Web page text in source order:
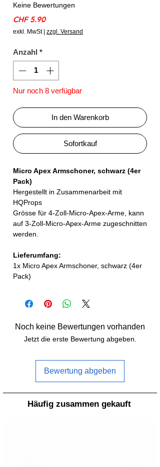
Keine Bewertungen
CHF 5.90Preis
exkl. MwSt| zzgl. Versand
Anzahl *
Nur noch 8 verfügbar
In den Warenkorb
Sofortkauf
Micro Apex Armschoner, schwarz (4er
Pack)
Hergestellt in Zusammenarbeit mit
HQProps
Grösse für 4-Zoll-Micro-Apex-Arme, kann
auf 3-Zoll-Micro-Apex-Arme zugeschnitten
werden.
Lieferumfang:
1x Micro Apex Armschoner, schwarz (4er
Pack)
Noch keine Bewertungen vorhanden
Jetzt die erste Bewertung abgeben.
Bewertung abgeben
Häufig zusammen gekauft